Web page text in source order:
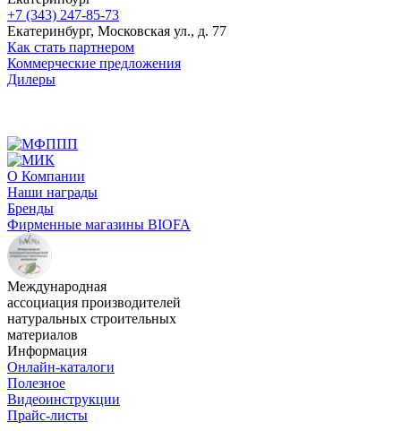
+7 (343) 247-85-73
Екатеринбург, Московская ул., д. 77
Как стать партнером
Коммерческие предложения
Дилеры
О Компании
Наши награды
Бренды
Фирменные магазины BIOFA
Международная
ассоциация производителей
натуральных строительных
материалов
Информация
Онлайн-каталоги
Полезное
Видеоинструкции
Прайс-листы